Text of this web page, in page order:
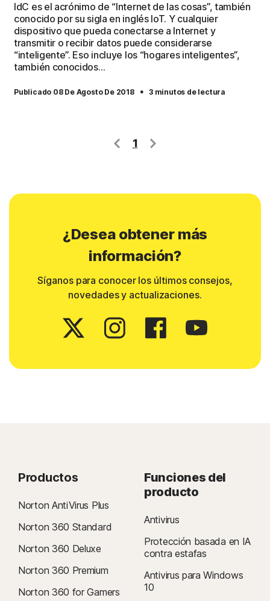
IdC es el acrónimo de “Internet de las cosas”, también
conocido por su sigla en inglés IoT. Y cualquier
dispositivo que pueda conectarse a Internet y
transmitir o recibir datos puede considerarse
“inteligente”. Eso incluye los “hogares inteligentes”,
también conocidos…
Publicado 08 De Agosto De 2018 · 3 minutos de lectura
1
¿Desea obtener más
información?
Síganos para conocer los últimos consejos,
novedades y actualizaciones.
Productos
Norton AntiVirus Plus
Norton 360 Standard
Norton 360 Deluxe
Norton 360 Premium
Norton 360 for Gamers
Funciones del
producto
Antivirus
Protección basada en IA
contra estafas
Antivirus para Windows
10